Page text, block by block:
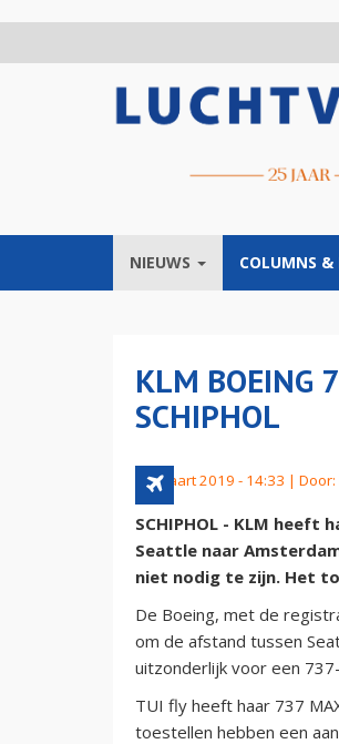
NIEUWS COLUMNS &
KLM BOEING
SCHIPHOL
28 maart 2019 - 14:33 | Door:
SCHIPHOL - KLM heeft
Seattle naar
niet nodig te zijn. Het
De Boeing, met de
om de afstand tussen
uitzonderlijk voor een
TUI fly heeft haar 737
toestellen hebben een